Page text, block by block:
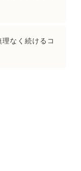
なく続けるコ